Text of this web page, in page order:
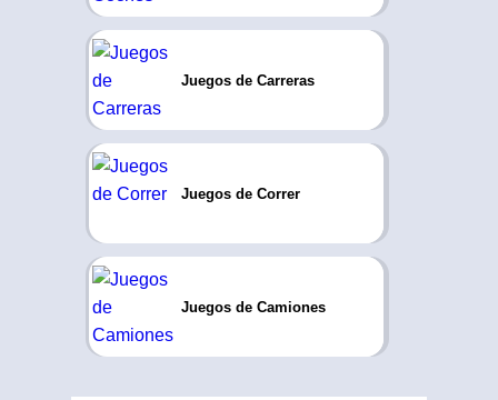
Juegos de Carreras
Juegos de Correr
Juegos de Camiones